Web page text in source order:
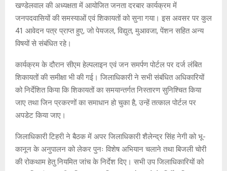
खण्डेलवाल की अध्यक्षता में आयोजित जनता दरबार कार्यक्रम में
जनपदवासियों की समस्याओं एवं शिकायतों को सुना गया। इस अवसर पर कुल
41 आवेदन पत्र प्राप्त हुए, जो पेयजल, विद्युत, मुआवजा, पेंशन सहित अन्य
विषयों से संबंधित रहे।
कार्यक्रम के दौरान सीएम हेल्पलाइन एवं जन समर्पण पोर्टल पर दर्ज लंबित
शिकायतों की समीक्षा भी की गई। जिलाधिकारी ने सभी संबंधित अधिकारियों
को निर्देशित किया कि शिकायतों का समयान्तर्गत निस्तारण सुनिश्चित किया
जाए तथा जिन प्रकरणों का समाधान हो चुका है, उन्हें तत्काल पोर्टल पर
अपडेट किया जाए।
जिलाधिकारी टिहरी ने बैठक में अपर जिलाधिकारी शैलेन्द्र सिंह नेगी को भू-
कानून के अनुपालन को लेकर पुनः विशेष अभियान चलाने तथा बिजली चोरी
की रोकथाम हेतु नियमित जांच के निर्देश दिए। सभी उप जिलाधिकारियों को